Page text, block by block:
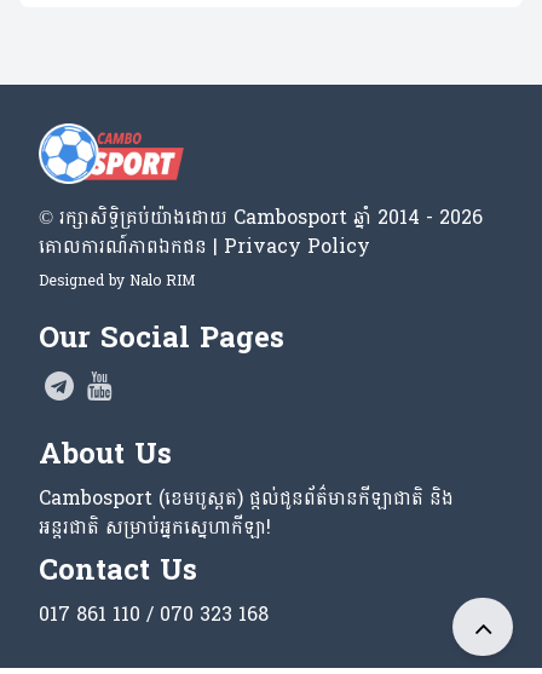
© រក្សា​សិទ្ធិ​គ្រប់​យ៉ាង​ដោយ​ Cambosport ឆ្នាំ 2014 - 2026
គោលការណ៍​ភាព​ឯកជន | Privacy Policy
Designed by Nalo RIM
Our Social Pages
About Us
Cambosport (ខេមបូស្ពត) ផ្តល់ជូនព័ត៌មានកីឡាជាតិ និង
អន្តរជាតិ សម្រាប់អ្នកស្នេហាកីឡា!
Contact Us
017 861 110 / 070 323 168